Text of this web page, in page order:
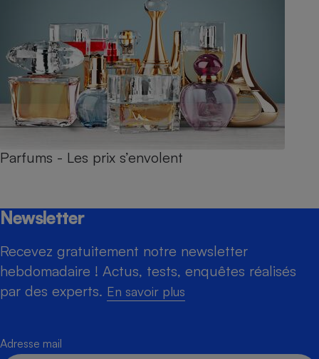
Parfums - Les prix s’envolent
Newsletter
Recevez gratuitement notre newsletter
hebdomadaire ! Actus, tests, enquêtes réalisés
par des experts. En savoir plus
Adresse mail